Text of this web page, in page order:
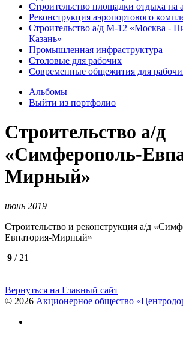
Строительство площадки отдыха
Реконструкция аэропортового
Строительство а/д М-12 «Москва -
Казань»
Промышленная инфраструктура
Cтоловые для рабочих
Современные общежития для
Альбомы
Выйти из портфолио
Строительство а/д
«Симферополь-
Мирный»
июнь 2019
Строительство и реконструкция а/д
Евпатория-Мирный»
9 / 21
Вернуться на Главный сайт
© 2026 Акционерное общество